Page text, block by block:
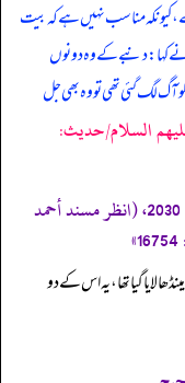
مناسب نہیں ہے کہ بیت
نے کہا: دنبے کے وہ دونوں
لگ گئی تھی تو وہ بھی جل
السلام/حدیث:
«اسناده صحيح، أخرجه ابوداود: 2030، (انظر مسند أحمد
لایا گیا تھا، یہ اس کے دو